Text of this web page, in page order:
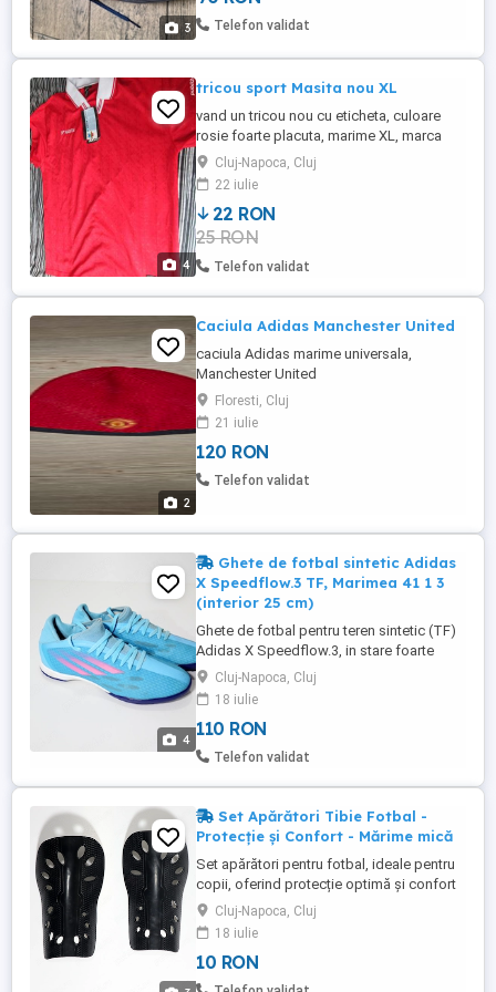
3 Telefon validat
4
tricou sport Masita nou XL
vand un tricou nou cu eticheta, culoare
rosie foarte placuta, marime XL, marca
Masita professional team sports, , la
umeri are 60cm, lungime 80cm,
circumferinta 120cm, materialul nu mai
cedeaza, nu se intinde deloc,
Cluj-Napoca, Cluj
22 iulie
22 RON
25 RON
Telefon validat
2
Caciula Adidas Manchester United
caciula Adidas marime universala,
Manchester United
Floresti, Cluj
21 iulie
120 RON
Telefon validat
4
Ghete de fotbal sintetic Adidas
X Speedflow.3 TF, Marimea 41 1 3
(interior 25 cm)
Ghete de fotbal pentru teren sintetic (TF)
Adidas X Speedflow.3, in stare foarte
buna! Sunt ideale pentru pasionatii de
fotbal care isi doresc viteza, control
excelent al mingii si stabilitate pe terenul
artificial. DETALII PRODUS: Brand: Adidas
Model: X Speedflow.3 TF (Cod articol de
Cluj-Napoca, Cluj
18 iulie
110 RON
Telefon validat
Set Apărători Tibie Fotbal -
Protecție și Confort - Mărime mică
Set apărători pentru fotbal, ideale pentru
copii, oferind protecție optimă și confort
sporit în timpul jocului. Caracteristici
principale: Protecție durabilă: Carcasă
exterioară rigidă, rezistentă la impact.
Confort maxim: Interior din spumă moale
(EVA) pentru amortizarea șocurilor și
Cluj-Napoca, Cluj
18 iulie
10 RON